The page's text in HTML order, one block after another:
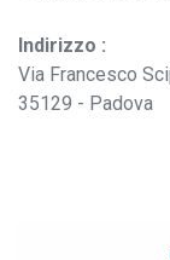
Indirizzo :
Via Francesco
35129 - Padova